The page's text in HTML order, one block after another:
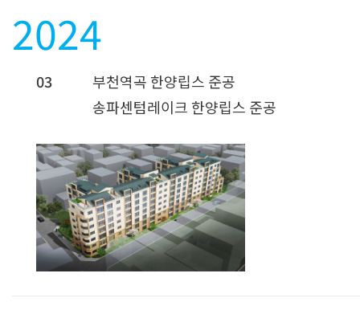
2024
03
부천역곡 한양립스 준공
송파센텀레이크 한양립스 준공